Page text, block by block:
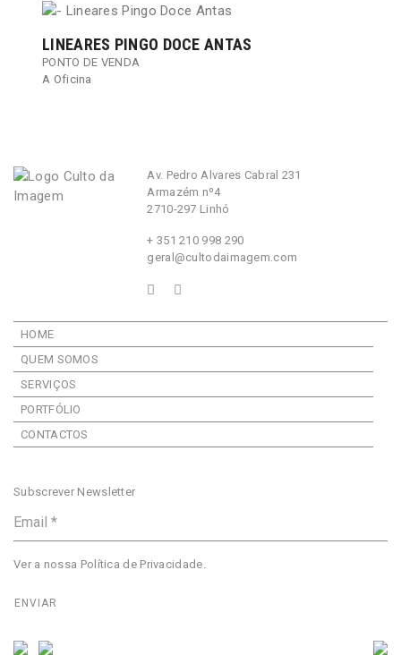
LINEARES PINGO DOCE ANTAS
PONTO DE VENDA
A Oficina
Av. Pedro Alvares Cabral 231
Armazém nº4
2710-297 Linhó
+ 351 210 998 290
geral@cultodaimagem.com
HOME
QUEM SOMOS
SERVIÇOS
PORTFÓLIO
CONTACTOS
Subscrever Newsletter
Ver a nossa Política de Privacidade.